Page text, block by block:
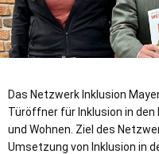
Das Netzwerk Inklusion
Türöffner für Inklusion in den
und Wohnen. Ziel des
Umsetzung von Inklusion in